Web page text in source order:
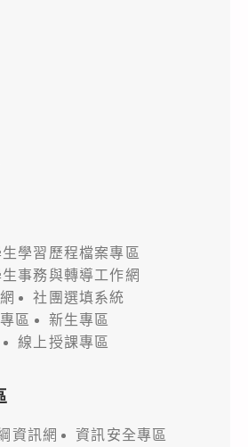
生學習歷程檔案專區
生事務與轉導工作網
社團選填系統
區
新生專區
線上授課專區
資訊網
資訊安全專區